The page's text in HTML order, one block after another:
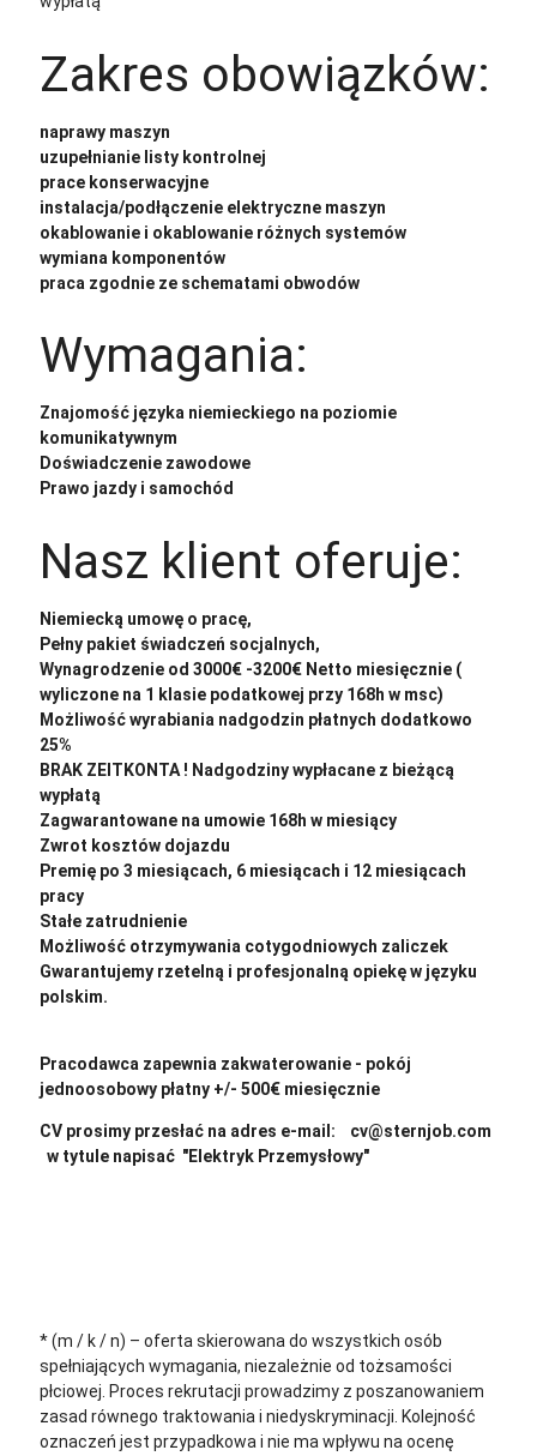
Zakres obowiązków:
naprawy maszyn
uzupełnianie listy kontrolnej
prace konserwacyjne
instalacja/podłączenie elektryczne maszyn
okablowanie i okablowanie różnych systemów
wymiana komponentów
praca zgodnie ze schematami obwodów
Wymagania:
Znajomość języka niemieckiego na poziomie
komunikatywnym
Doświadczenie zawodowe
Prawo jazdy i samochód
Nasz klient oferuje:
Niemiecką umowę o pracę,
Pełny pakiet świadczeń socjalnych,
Wynagrodzenie od 3000€ -3200€ Netto miesięcznie (
wyliczone na 1 klasie podatkowej przy 168h w msc)
Możliwość wyrabiania nadgodzin płatnych dodatkowo
25%
BRAK ZEITKONTA ! Nadgodziny wypłacane z bieżącą
wypłatą
Zagwarantowane na umowie 168h w miesiący
Zwrot kosztów dojazdu
Premię po 3 miesiącach, 6 miesiącach i 12 miesiącach
pracy
Stałe zatrudnienie
Możliwość otrzymywania cotygodniowych zaliczek
Gwarantujemy rzetelną i profesjonalną opiekę w języku
polskim.
Pracodawca zapewnia zakwaterowanie - pokój
jednoosobowy płatny +/- 500€ miesięcznie
CV prosimy przesłać na adres e-mail: cv@sternjob.com
w tytule napisać "Elektryk Przemysłowy"
* (m / k / n) – oferta skierowana do wszystkich osób
spełniających wymagania, niezależnie od tożsamości
płciowej. Proces rekrutacji prowadzimy z poszanowaniem
zasad równego traktowania i niedyskryminacji. Kolejność
oznaczeń jest przypadkowa i nie ma wpływu na ocenę